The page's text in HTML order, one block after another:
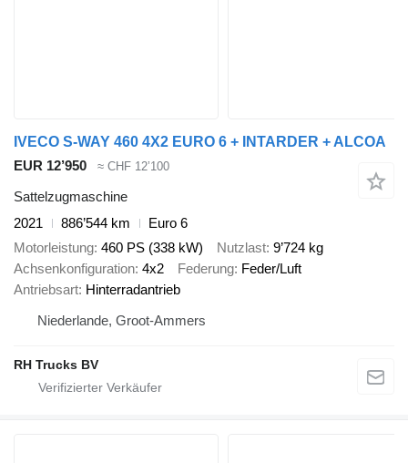
IVECO S-WAY 460 4X2 EURO 6 + INTARDER + ALCOA
EUR 12’950
≈ CHF 12’100
Sattelzugmaschine
2021
886’544 km
Euro 6
Motorleistung 460 PS (338 kW) Nutzlast 9’724 kg
Achsenkonfiguration 4x2 Federung Feder/Luft
Antriebsart Hinterradantrieb
Niederlande, Groot-Ammers
RH Trucks BV